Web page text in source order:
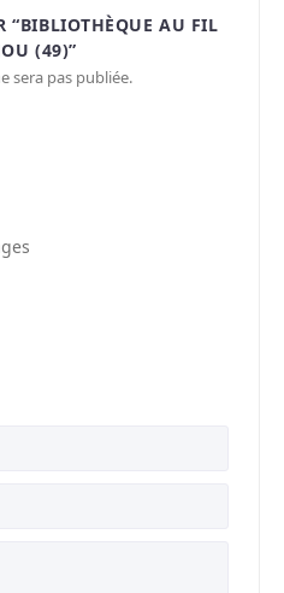
“BIBLIOTHÈQUE AU FIL
(49)”
sera pas publiée.